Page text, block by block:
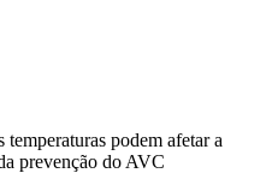
podem afetar a
prevenção do AVC